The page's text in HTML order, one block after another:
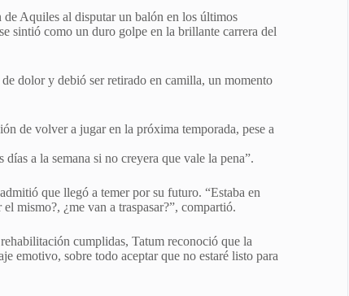
Aquiles al disputar un balón en los últimos
sintió como un duro golpe en la brillante carrera del
dolor y debió ser retirado en camilla, un momento
de volver a jugar en la próxima temporada, pese a
a la semana si no creyera que vale la pena”.
que llegó a temer por su futuro. “Estaba en
mismo?, ¿me van a traspasar?”, compartió.
cumplidas, Tatum reconoció que la
emotivo, sobre todo aceptar que no estaré listo para